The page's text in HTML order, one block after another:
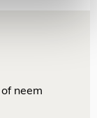
of neem